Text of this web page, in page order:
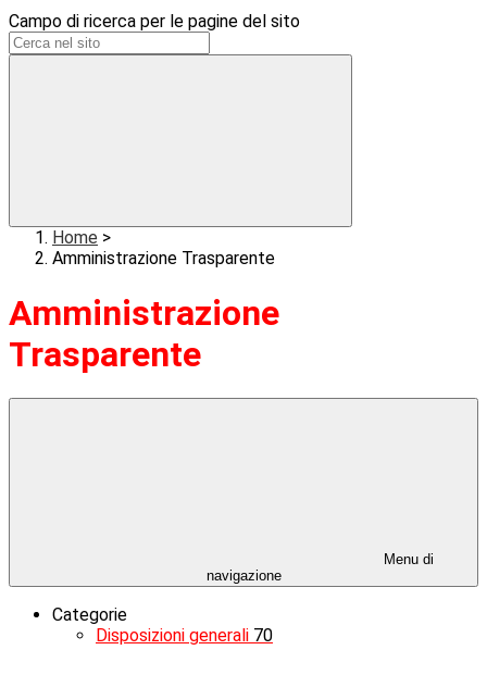
Campo di ricerca per le pagine del sito
Home >
Amministrazione Trasparente
Amministrazione
Trasparente
Menu di
navigazione
Categorie
Disposizioni generali 70